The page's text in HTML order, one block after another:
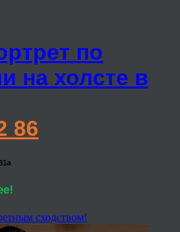
по
на холсте в
86
сходством!